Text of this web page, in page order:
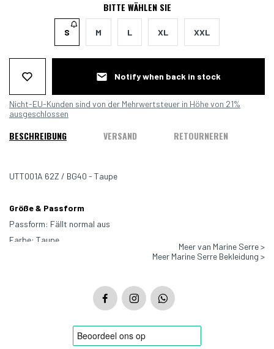
BITTE WÄHLEN SIE
S M L XL XXL
Notify when back in stock
Nicht-EU-Kunden sind von der Mehrwertsteuer in Höhe von 21%
ausgeschlossen
BESCHREIBUNG VERSAND RETOURNEREN
UTT001A 62Z / BG40 - Taupe
Größe & Passform
Passform: Fällt normal aus
Farbe: Taupe
Meer van Marine Serre >
Meer Marine Serre Bekleidung >